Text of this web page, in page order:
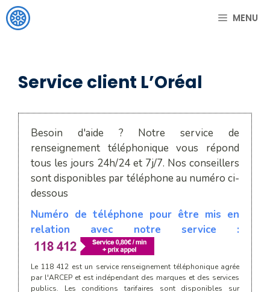
Aller
au
MENU
Service client L’Oréal
Besoin d'aide ? Notre service de
renseignement téléphonique vous répond
tous les jours 24h/24 et 7j/7. Nos conseillers
sont disponibles par téléphone au numéro ci-
dessous
Numéro de téléphone pour être mis en
relation avec notre service :
Le 118 412 est un service renseignement téléphonique agrée
par l'ARCEP et est indépendant des marques et des services
publics. Les conditions tarifaires sont disponibles sur